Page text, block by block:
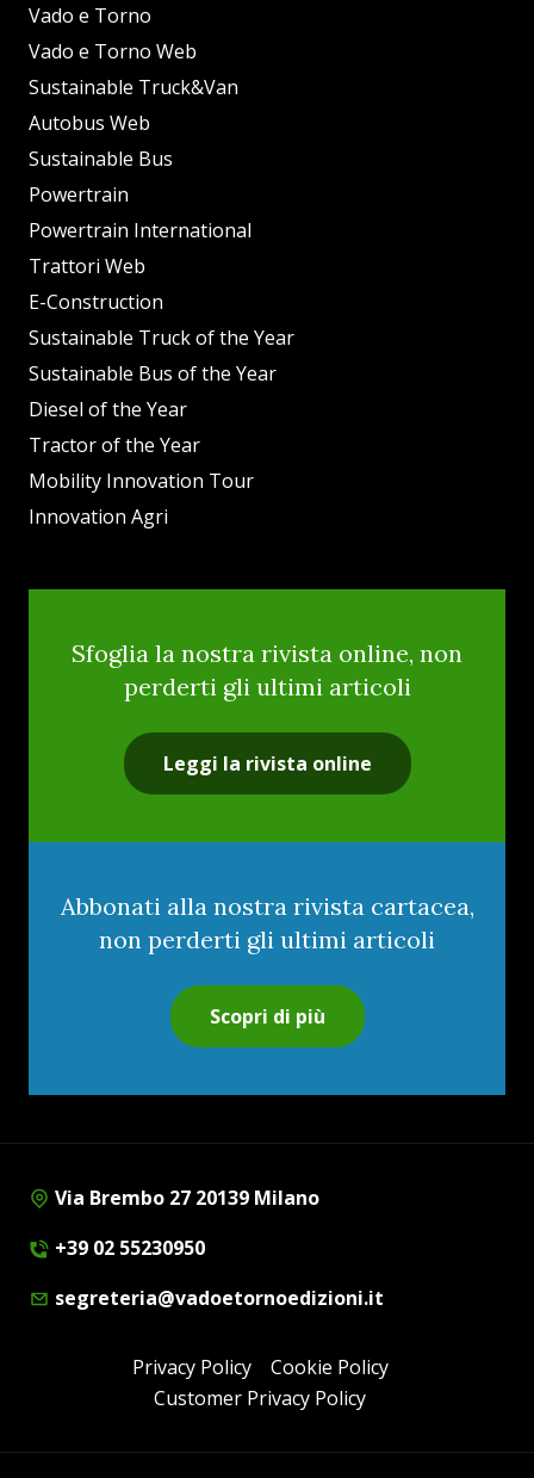
Vado e Torno
Vado e Torno Web
Sustainable Truck&Van
Autobus Web
Sustainable Bus
Powertrain
Powertrain International
Trattori Web
E-Construction
Sustainable Truck of the Year
Sustainable Bus of the Year
Diesel of the Year
Tractor of the Year
Mobility Innovation Tour
Innovation Agri
Sfoglia la nostra rivista online, non
perderti gli ultimi articoli
Leggi la rivista online
Abbonati alla nostra rivista cartacea,
non perderti gli ultimi articoli
Scopri di più
Via Brembo 27 20139 Milano
+39 02 55230950
segreteria@vadoetornoedizioni.it
Privacy Policy
Cookie Policy
Customer Privacy Policy